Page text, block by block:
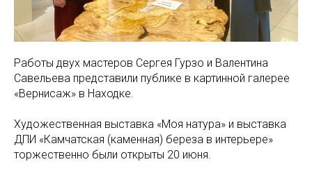
Работы двух мастеров Сергея Гурзо и Валентина
Савельева представили публике в картинной галерее
«Вернисаж» в Находке.
Художественная выставка «Моя натура» и выставка
ДПИ «Камчатская (каменная) береза в интерьере»
торжественно были открыты 20 июня.